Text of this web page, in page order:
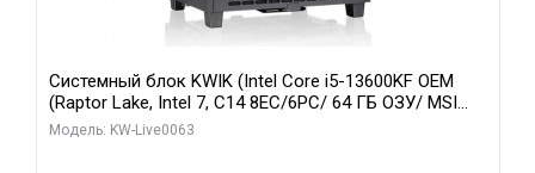
Системный блок KWIK (Intel Core i5-13600KF OEM
(Raptor Lake, Intel 7, C14 8EC/6PC/ 64 ГБ ОЗУ/ MSI
RTX5080 VENTUS 3X OC 16GB GDDR7 256bit 3xDP
Модель: KW-Live0063